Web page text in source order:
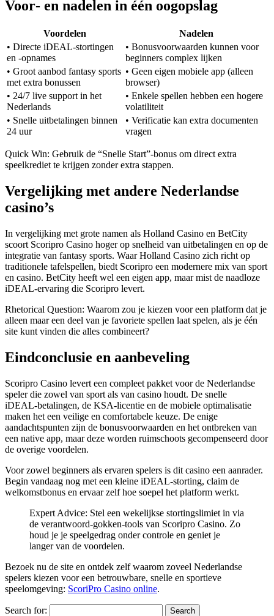
Voor‑ en nadelen in één oogopslag
Voordelen
Nadelen
• Directe iDEAL‑stortingen
en -opnames
• Bonusvoorwaarden kunnen voor
beginners complex lijken
• Groot aanbod fantasy sports
met extra bonussen
• Geen eigen mobiele app (alleen
browser)
• 24/7 live support in het
Nederlands
• Enkele spellen hebben een hogere
volatiliteit
• Snelle uitbetalingen binnen
24 uur
• Verificatie kan extra documenten
vragen
Quick Win: Gebruik de “Snelle Start”‑bonus om direct extra
speelkrediet te krijgen zonder extra stappen.
Vergelijking met andere Nederlandse
casino’s
In vergelijking met grote namen als Holland Casino en BetCity
scoort Scoripro Casino hoger op snelheid van uitbetalingen en op de
integratie van fantasy sports. Waar Holland Casino zich richt op
traditionele tafelspellen, biedt Scoripro een modernere mix van sport
en casino. BetCity heeft wel een eigen app, maar mist de naadloze
iDEAL‑ervaring die Scoripro levert.
Rhetorical Question: Waarom zou je kiezen voor een platform dat je
alleen maar een deel van je favoriete spellen laat spelen, als je één
site kunt vinden die alles combineert?
Eindconclusie en aanbeveling
Scoripro Casino levert een compleet pakket voor de Nederlandse
speler die zowel van sport als van casino houdt. De snelle
iDEAL‑betalingen, de KSA‑licentie en de mobiele optimalisatie
maken het een veilige en comfortabele keuze. De enige
aandachtspunten zijn de bonusvoorwaarden en het ontbreken van
een native app, maar deze worden ruimschoots gecompenseerd door
de overige voordelen.
Voor zowel beginners als ervaren spelers is dit casino een aanrader.
Begin vandaag nog met een kleine iDEAL‑storting, claim de
welkomstbonus en ervaar zelf hoe soepel het platform werkt.
Expert Advice: Stel een wekelijkse stortingslimiet in via
de verantwoord‑gokken‑tools van Scoripro Casino. Zo
houd je je speelgedrag onder controle en geniet je
langer van de voordelen.
Bezoek nu de site en ontdek zelf waarom zoveel Nederlandse
spelers kiezen voor een betrouwbare, snelle en sportieve
speelomgeving: ScoriPro Casino online.
Search for: